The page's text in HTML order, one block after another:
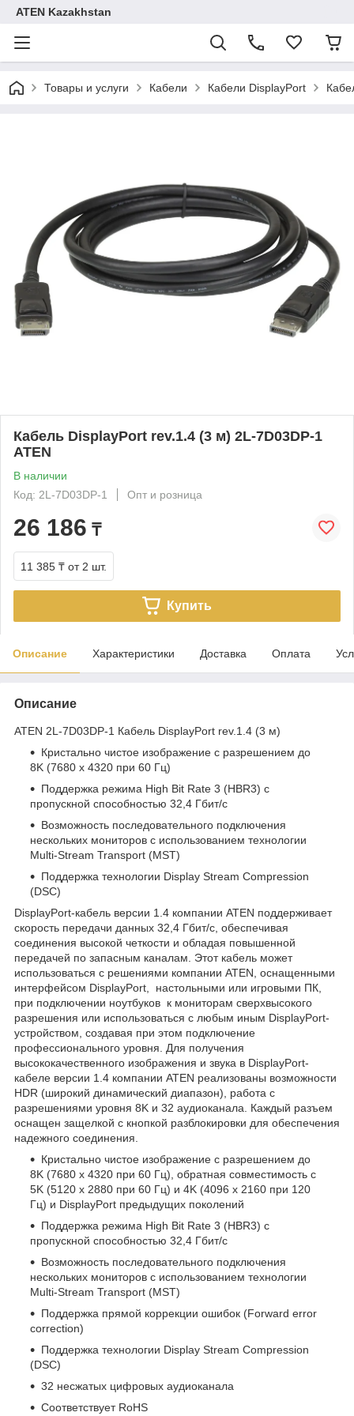
ATEN Kazakhstan
Товары и услуги Кабели Кабели DisplayPort
Кабель DisplayPort rev.1.4 (3 м) 2L-7D03DP-1
ATEN
В наличии
Код: 2L-7D03DP-1
Опт и розница
26 186 ₸
11 385 ₸ от 2 шт.
Купить
Описание Характеристики Доставка Оплата
Описание
ATEN 2L-7D03DP-1 Кабель DisplayPort rev.1.4 (3 м)
Кристально чистое изображение с разрешением до
8K (7680 x 4320 при 60 Гц)
Поддержка режима High Bit Rate 3 (HBR3) с
пропускной способностью 32,4 Гбит/с
Возможность последовательного подключения
нескольких мониторов с использованием технологии
Multi-Stream Transport (MST)
Поддержка технологии Display Stream Compression
(DSC)
DisplayPort-кабель версии 1.4 компании ATEN поддерживает
скорость передачи данных 32,4 Гбит/с, обеспечивая
соединения высокой четкости и обладая повышенной
передачей по запасным каналам. Этот кабель может
использоваться с решениями компании ATEN, оснащенными
интерфейсом DisplayPort, настольными или игровыми ПК,
при подключении ноутбуков к мониторам сверхвысокого
разрешения или использоваться с любым иным DisplayPort-
устройством, создавая при этом подключение
профессионального уровня. Для получения
высококачественного изображения и звука в DisplayPort-
кабеле версии 1.4 компании ATEN реализованы возможности
HDR (широкий динамический диапазон), работа с
разрешениями уровня 8K и 32 аудиоканала. Каждый разъем
оснащен защелкой с кнопкой разблокировки для обеспечения
надежного соединения.
Кристально чистое изображение с разрешением до
8K (7680 x 4320 при 60 Гц), обратная совместимость с
5K (5120 x 2880 при 60 Гц) и 4K (4096 x 2160 при 120
Гц) и DisplayPort предыдущих поколений
Поддержка режима High Bit Rate 3 (HBR3) с
пропускной способностью 32,4 Гбит/с
Возможность последовательного подключения
нескольких мониторов с использованием технологии
Multi-Stream Transport (MST)
Поддержка прямой коррекции ошибок (Forward error
correction)
Поддержка технологии Display Stream Compression
(DSC)
32 несжатых цифровых аудиоканала
Соответствует RoHS